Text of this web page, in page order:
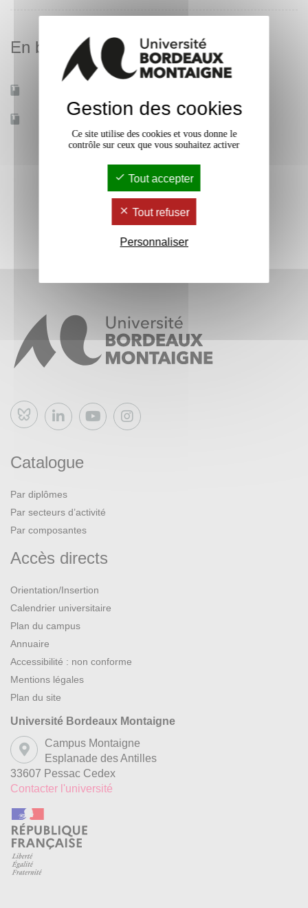
En bref
Bluesky
Catalogue
Par diplômes
Par secteurs d’activité
Par composantes
Accès directs
Orientation/Insertion
Calendrier universitaire
Plan du campus
Annuaire
Accessibilité : non conforme
Mentions légales
Plan du site
Université Bordeaux Montaigne
Campus Montaigne
Esplanade des Antilles
33607 Pessac Cedex
Contacter l'université
Gestion des cookies
Ce site utilise des cookies et vous donne le
contrôle sur ceux que vous souhaitez activer
Tout accepter
Tout refuser
Personnaliser